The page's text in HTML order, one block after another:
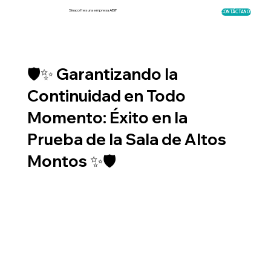
CONTÁCTANOS
Sinacofi es una empresa ABIF
🛡️✨ Garantizando la
Continuidad en Todo
Momento: Éxito en la
Prueba de la Sala de Altos
Montos ✨🛡️